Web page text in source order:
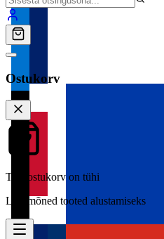
Ostukorv
Teie ostukorv on tühi
Lisa mõned tooted alustamiseks